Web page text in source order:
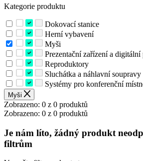
Kategorie produktu
Dokovací stanice
Herní vybavení
Myši
Prezentační zařízení a digitální
Reproduktory
Sluchátka a náhlavní soupravy
Systémy pro konferenční
Myši
Zobrazeno: 0 z 0 produktů
Zobrazeno: 0 z 0 produktů
Je nám líto, žádný produkt
filtrům